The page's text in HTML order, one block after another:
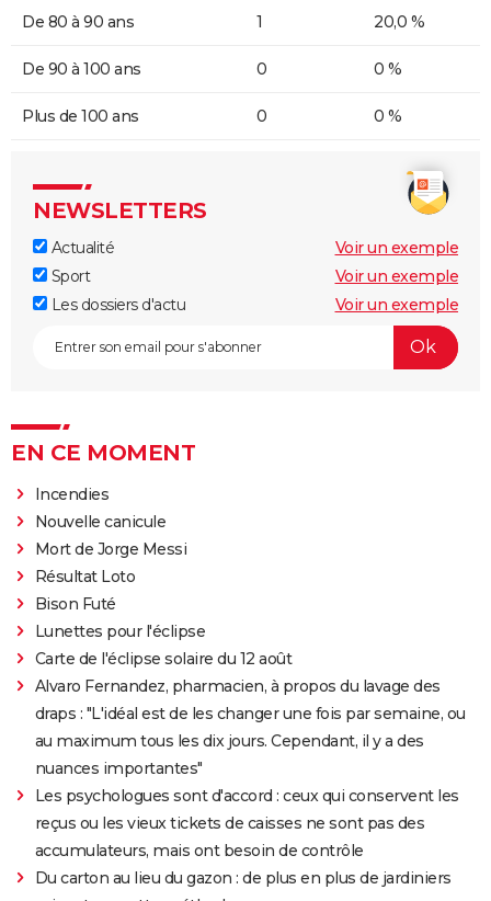
De 80 à 90 ans 1 20,0 %
De 90 à 100 ans 0 0 %
Plus de 100 ans 0 0 %
NEWSLETTERS
Actualité
Voir un exemple
Sport
Voir un exemple
Les dossiers d'actu
Voir un exemple
EN CE MOMENT
Incendies
Nouvelle canicule
Mort de Jorge Messi
Résultat Loto
Bison Futé
Lunettes pour l'éclipse
Carte de l'éclipse solaire du 12 août
Alvaro Fernandez, pharmacien, à propos du lavage des
draps : "L'idéal est de les changer une fois par semaine, ou
au maximum tous les dix jours. Cependant, il y a des
nuances importantes"
Les psychologues sont d'accord : ceux qui conservent les
reçus ou les vieux tickets de caisses ne sont pas des
accumulateurs, mais ont besoin de contrôle
Du carton au lieu du gazon : de plus en plus de jardiniers